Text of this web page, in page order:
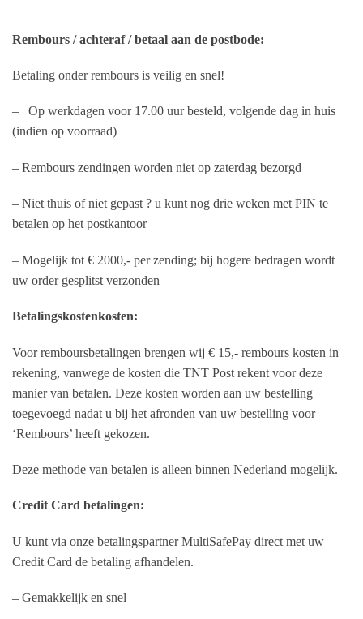
Rembours / achteraf / betaal aan de postbode:
Betaling onder rembours is veilig en snel!
– Op werkdagen voor 17.00 uur besteld, volgende dag in huis
(indien op voorraad)
– Rembours zendingen worden niet op zaterdag bezorgd
– Niet thuis of niet gepast ? u kunt nog drie weken met PIN te
betalen op het postkantoor
– Mogelijk tot € 2000,- per zending; bij hogere bedragen wordt
uw order gesplitst verzonden
Betalingskostenkosten:
Voor remboursbetalingen brengen wij € 15,- rembours kosten in
rekening, vanwege de kosten die TNT Post rekent voor deze
manier van betalen. Deze kosten worden aan uw bestelling
toegevoegd nadat u bij het afronden van uw bestelling voor
‘Rembours’ heeft gekozen.
Deze methode van betalen is alleen binnen Nederland mogelijk.
Credit Card betalingen:
U kunt via onze betalingspartner MultiSafePay direct met uw
Credit Card de betaling afhandelen.
– Gemakkelijk en snel